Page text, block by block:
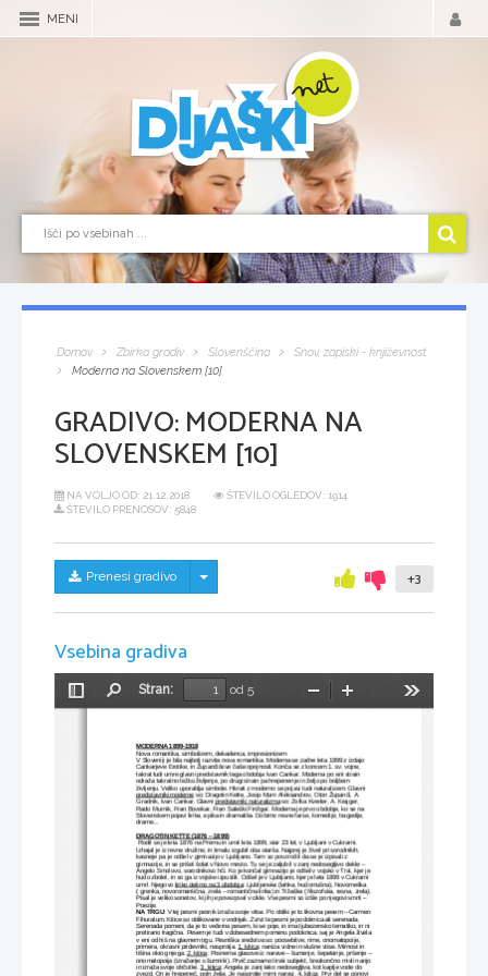
MENI
Domov Zbirka gradiv Slovenščina
Snov, zapiski - književnost
Moderna na Slovenskem [10]
GRADIVO:MODERNA NA
SLOVENSKEM [10]
NA VOLJO OD: 21.12.2018
ŠTEVILO OGLEDOV: 1914
ŠTEVILO PRENOSOV: 5848
Prenesi gradivo Skrij/prikaži meni +3
Vsebina gradiva
Preklopi
Stran:
od 5
Pomanjšaj
MODERNA 1899-1918
Nova romantika, simbolizem, dekadenca, impresionizem
V Sloveniji je bila najbolj razvita nova romantika. Moderna se začne leta 1899 z izdajo
Cankarjeve Erotike, in Župančičeve čaše opojnosti. Konča se z koncem 1. sv. vojne,
takrat tudi umre glavni predstavnik tega obdobja Ivan Cankar. Moderna po eni strain
odraža takratno težko življenje, po drugi strain pa hrepenenje in željo po boljšem
življenju. Veliko uporablja simbole. Hkrati z moderno se pojavi tudi naturalizem. Glavni
predstavniki moderne so: Dragotin Kette, Josip Murn Aleksandrov, Oton Županči, A.
Gradnik, Ivan Cankar. Glavni predstavniki naturalizma so: Zofka Kveder, A. Krajger,
Rado Murnik, Fran Bovekar, Fran Saleški Finžgar. Moderna je prvo obdobje, ko se na
Slovenskem pojavi lirika, epika in dramatika. Dobimo resne farse, komedije, tragedije,
drame...
DRAGOTIN KETTE (1876 – 1899)
Rodil se je leta 1876 na Premu in umrl leta 1899, star 23 let, v Ljubljani v Cukrarni.
Izhajal je iz revne družine, in kmalu izgubil oba starša. Najprej je živel pri sorodnikih,
kasneje pa je odšel v gimnazijo v Ljubljano. Tam so povzročili da se je izpisal iz
gimnazije, in se prišel šolat v Novo mesto. Tu se je zaljubil v zanj nedosegljivo dekle –
Angelo Smolovo, sorodnikovo hči. Ko je končal gimnazijo je odšel v vojsko v Trst, kjer je
hudo zbolel, in so ga iz vojske izpustili. Odšel je v Ljubljano, kjer je leta 1899 v Cukrarni
umrl. Njegovo liriko delimo na 3 obdobja: Ljubljanska (lahka, hudomušna), Novomeška
( grenka, novoromantična, zrela – romantična lirika) in Tržaška ( filozofska, resna, zrela).
Pisal je veliko sonetov, ki jih je povezpval v cikle. Vse pesmi so izšle po njegovi smrti –
Poezije.
NA TRGU: V tej pesmi pesnik izraža svoje vtise. Po obliki je to likovna pesem – Carmen
Fihuratum. Kitice so oblikovane v vodnjak. Zvrst te pesmi je podoknica ali serenada.
Serenada pomeni, da je to večerna pesem, ki se poje, in ima ljubezensko tematiko, in ni
pretirano tragična. Pesem je tudi v dobesednem pomenu podoknica, saj je Angela živela
v eni od hiš na glavnem trgu. Pesniška sredstva so: poosebitve, rime, onomatopoije,
primera, okrasni pridevniki, nasprotja. 1. kitica: naniza vidne in slušne vtise. Mirnost in
tišina okrog njega. 2. kitica: Posnema glasove iz narave – šumenje, šepetanje, pršenje –
onomatopoija (izražanje s šumniki). Prvič zaznamo lirski subjekt, brezkončno misli nanjo
in izraža svoje občutke. 3. kitica: Angela je zanj tako nedosegljiva, kot kaplje vode do
zvezd. On je hrepeneč, poln želja. Je nasprotje mirni naravi. 4. kitica: Prvi del se ponovi